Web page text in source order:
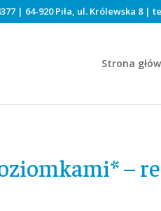
| 64-920 Piła, ul. Królewska 8 |
Strona
–